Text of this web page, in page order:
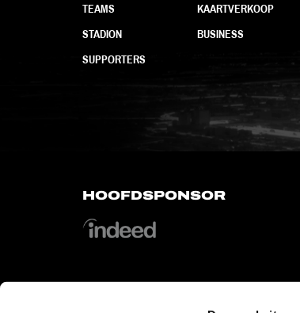
TEAMS
STADION
SUPPORTERS
KAARTVERKOOP
BUSINESS
HOOFDSPONSOR